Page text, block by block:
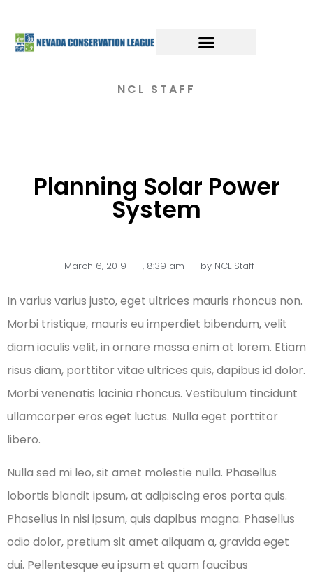
NCL STAFF
Planning Solar Power
System
March 6, 2019 , 8:39 am by NCL Staff
In varius varius justo, eget ultrices mauris rhoncus non.
Morbi tristique, mauris eu imperdiet bibendum, velit
diam iaculis velit, in ornare massa enim at lorem. Etiam
risus diam, porttitor vitae ultrices quis, dapibus id dolor.
Morbi venenatis lacinia rhoncus. Vestibulum tincidunt
ullamcorper eros eget luctus. Nulla eget porttitor
libero.
Nulla sed mi leo, sit amet molestie nulla. Phasellus
lobortis blandit ipsum, at adipiscing eros porta quis.
Phasellus in nisi ipsum, quis dapibus magna. Phasellus
odio dolor, pretium sit amet aliquam a, gravida eget
dui. Pellentesque eu ipsum et quam faucibus